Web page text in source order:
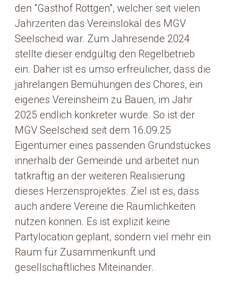
den "Gasthof Röttgen", welcher seit vielen
Jahrzenten das Vereinslokal des MGV
Seelscheid war. Zum Jahresende 2024
stellte dieser endgültig den Regelbetrieb
ein. Daher ist es umso erfreulicher, dass die
jahrelangen Bemühungen des Chores, ein
eigenes Vereinsheim zu Bauen, im Jahr
2025 endlich konkreter wurde. So ist der
MGV Seelscheid seit dem 16.09.25
Eigentümer eines passenden Grundstückes
innerhalb der Gemeinde und arbeitet nun
tatkräftig an der weiteren Realisierung
dieses Herzensprojektes. Ziel ist es, dass
auch andere Vereine die Räumlichkeiten
nutzen können. Es ist explizit keine
Partylocation geplant, sondern viel mehr ein
Raum für Zusammenkunft und
gesellschaftliches Miteinander.